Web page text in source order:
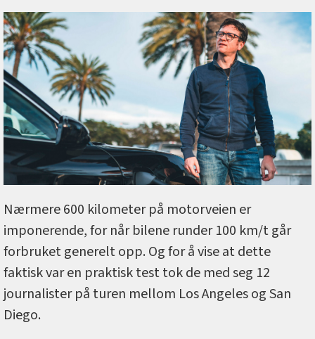
Nærmere 600 kilometer på motorveien er
imponerende, for når bilene runder 100 km/t går
forbruket generelt opp. Og for å vise at dette
faktisk var en praktisk test tok de med seg 12
journalister på turen mellom Los Angeles og San
Diego.